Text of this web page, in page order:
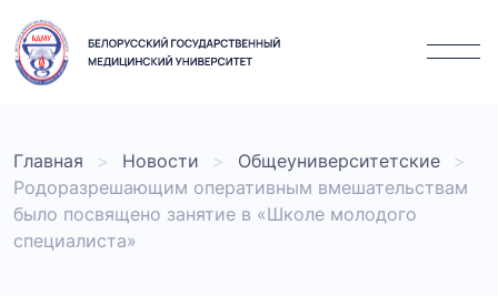
Главная Новости
Общеуниверситетские
Родоразрешающим оперативным вмешательствам
было посвящено занятие в «Школе молодого
специалиста»